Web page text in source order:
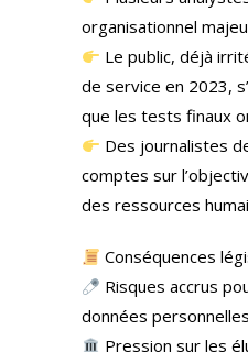
organisationnel
Le public, déjà
de service en 2023,
que les tests finaux
Des journalistes
comptes sur
des ressources
Conséquences
Risques accrus
données
Pression sur les